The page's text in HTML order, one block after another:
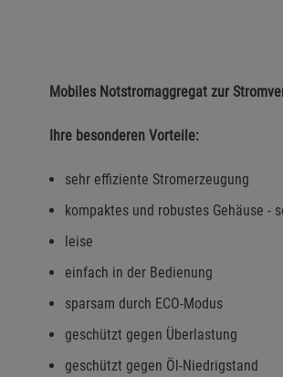
Mobiles Notstromaggregat zur
Ihre besonderen Vorteile:
sehr effiziente Stromerzeugung
kompaktes und robustes Gehäuse -
leise
einfach in der Bedienung
sparsam durch ECO-Modus
geschützt gegen Überlastung
geschützt gegen Öl-Niedrigstand